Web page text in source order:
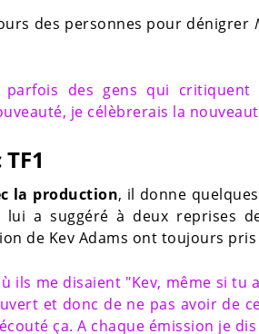
des personnes pour dénigrer
des gens qui
je célèbrerais la
la production, il donne
lui a suggéré à deux reprises
de Kev Adams ont toujours pris
ils me disaient "Kev, même si
et donc de ne pas avoir de
ça. A chaque émission je